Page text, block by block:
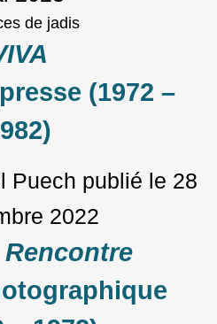
de jadis
(1972 –
Puech publié le 28
2022
Rencontre